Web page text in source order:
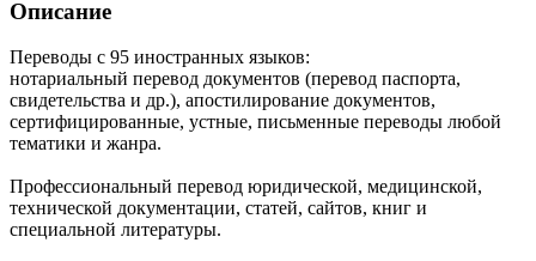
Описание
Переводы с 95 иностранных языков:
нотариальный перевод документов (перевод паспорта,
свидетельства и др.), апостилирование документов,
сертифицированные, устные, письменные переводы любой
тематики и жанра.
Профессиональный перевод юридической, медицинской,
технической документации, статей, сайтов, книг и
специальной литературы.